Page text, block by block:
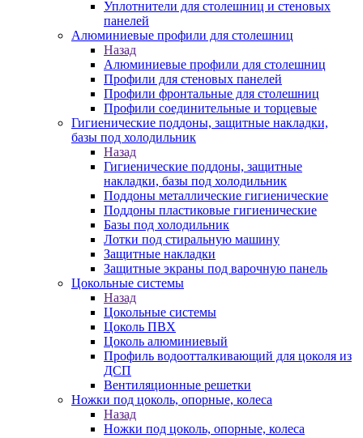
Уплотнители для столешниц и стеновых
панелей
Алюминиевые профили для столешниц
Назад
Алюминиевые профили для столешниц
Профили для стеновых панелей
Профили фронтальные для столешниц
Профили соединительные и торцевые
Гигиенические поддоны, защитные накладки,
базы под холодильник
Назад
Гигиенические поддоны, защитные
накладки, базы под холодильник
Поддоны металлические гигиенические
Поддоны пластиковые гигиенические
Базы под холодильник
Лотки под стиральную машину
Защитные накладки
Защитные экраны под варочную панель
Цокольные системы
Назад
Цокольные системы
Цоколь ПВХ
Цоколь алюминиевый
Профиль водоотталкивающий для цоколя из
ДСП
Вентиляционные решетки
Ножки под цоколь, опорные, колеса
Назад
Ножки под цоколь, опорные, колеса